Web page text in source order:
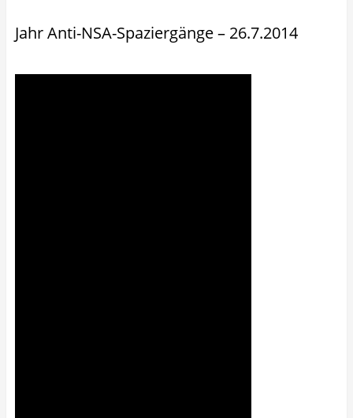
Jahr Anti-NSA-Spaziergänge – 26.7.2014